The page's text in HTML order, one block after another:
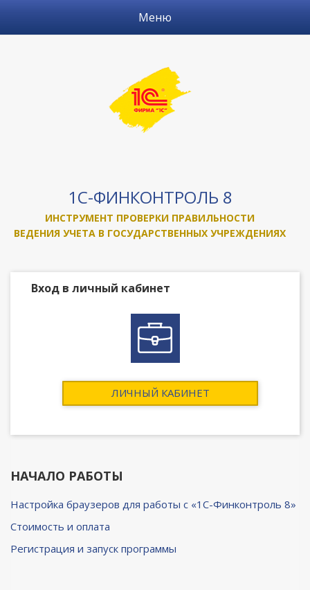
Показать/
скрыть
Меню
1С-ФИНКОНТРОЛЬ 8
ИНСТРУМЕНТ ПРОВЕРКИ ПРАВИЛЬНОСТИ
ВЕДЕНИЯ УЧЕТА В ГОСУДАРСТВЕННЫХ УЧРЕЖДЕНИЯХ
Вход в личный кабинет
ЛИЧНЫЙ КАБИНЕТ
НАЧАЛО РАБОТЫ
Настройка браузеров для работы с «1C-Финконтроль 8»
Cтоимость и оплата
Регистрация и запуск программы